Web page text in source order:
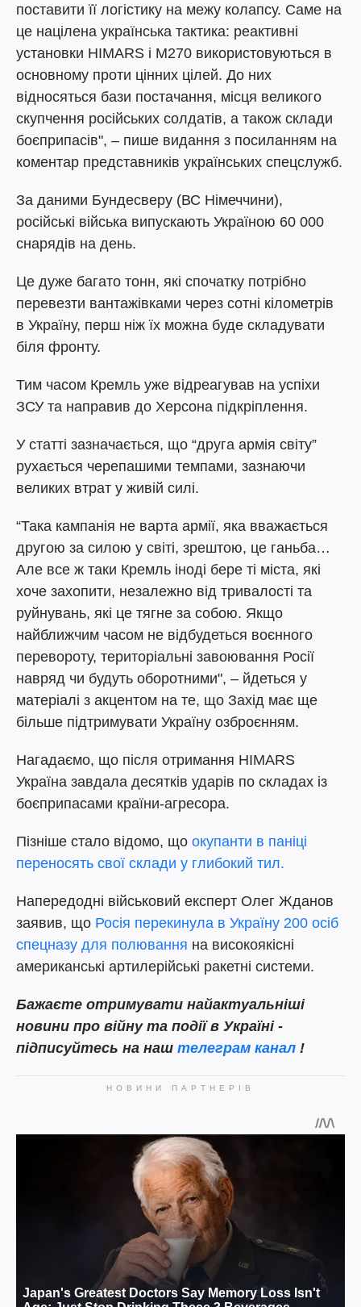
поставити її логістику на межу колапсу. Саме на
це націлена українська тактика: реактивні
установки HIMARS і M270 використовуються в
основному проти цінних цілей. До них
відносяться бази постачання, місця великого
скупчення російських солдатів, а також склади
боєприпасів", – пише видання з посиланням на
коментар представників українських спецслужб.
За даними Бундесверу (ВС Німеччини),
російські війська випускають Україною 60 000
снарядів на день.
Це дуже багато тонн, які спочатку потрібно
перевезти вантажівками через сотні кілометрів
в Україну, перш ніж їх можна буде складувати
біля фронту.
Тим часом Кремль уже відреагував на успіхи
ЗСУ та направив до Херсона підкріплення.
У статті зазначається, що “друга армія світу”
рухається черепашими темпами, зазнаючи
великих втрат у живій силі.
“Така кампанія не варта армії, яка вважається
другою за силою у світі, зрештою, це ганьба…
Але все ж таки Кремль іноді бере ті міста, які
хоче захопити, незалежно від тривалості та
руйнувань, які це тягне за собою. Якщо
найближчим часом не відбудеться воєнного
перевороту, територіальні завоювання Росії
навряд чи будуть оборотними", – йдеться у
матеріалі з акцентом на те, що Захід має ще
більше підтримувати Україну озброєнням.
Нагадаємо, що після отримання HIMARS
Україна завдала десятків ударів по складах із
боєприпасами країни-агресора.
Пізніше стало відомо, що окупанти в паніці
переносять свої склади у глибокий тил.
Напередодні військовий експерт Олег Жданов
заявив, що Росія перекинула в Україну 200 осіб
спецназу для полювання на високоякісні
американські артилерійські ракетні системи.
Бажаєте отримувати найактуальніші
новини про війну та події в Україні -
підписуйтесь на наш телеграм канал !